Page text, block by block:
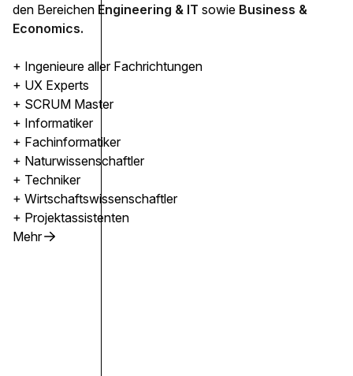
den Bereichen Engineering & IT sowie Business &
Economics.
+ Ingenieure aller Fachrichtungen
+ UX Experts
+ SCRUM Master
+ Informatiker
+ Fachinformatiker
+ Naturwissenschaftler
+ Techniker
+ Wirtschaftswissenschaftler
+ Projektassistenten
Mehr